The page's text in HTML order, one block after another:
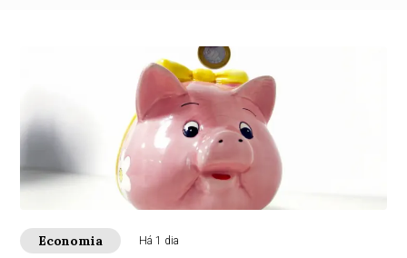
Economia Há 1 dia